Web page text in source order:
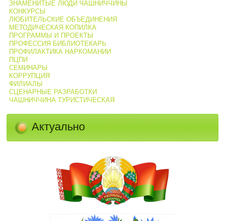
ЗНАМЕНИТЫЕ ЛЮДИ ЧАШНИЧЧИНЫ
КОНКУРСЫ
ЛЮБИТЕЛЬСКИЕ ОБЪЕДИНЕНИЯ
МЕТОДИЧЕСКАЯ КОПИЛКА
ПРОГРАММЫ И ПРОЕКТЫ
ПРОФЕССИЯ БИБЛИОТЕКАРЬ
ПРОФИЛАКТИКА НАРКОМАНИИ
ПЦПИ
СЕМИНАРЫ
КОРРУПЦИЯ
ФИЛИАЛЫ
СЦЕНАРНЫЕ РАЗРАБОТКИ
ЧАШНИЧЧИНА ТУРИСТИЧЕСКАЯ
Актуально